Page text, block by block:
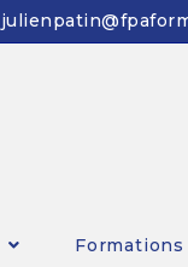
Formations